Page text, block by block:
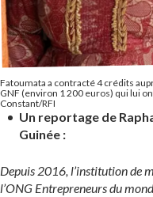
Fatoumata a contracté 4 crédits
GNF (environ 1 200 euros) qui lui
Constant/RFI
Un reportage de
Guinée :
Depuis 2016, l’institution de
l’ONG Entrepreneurs du